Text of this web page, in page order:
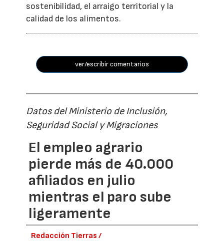
sostenibilidad, el arraigo territorial y la
calidad de los alimentos.
ver/escribir comentarios
Datos del Ministerio de Inclusión,
Seguridad Social y Migraciones
El empleo agrario
pierde más de 40.000
afiliados en julio
mientras el paro sube
ligeramente
Redacción Tierras /